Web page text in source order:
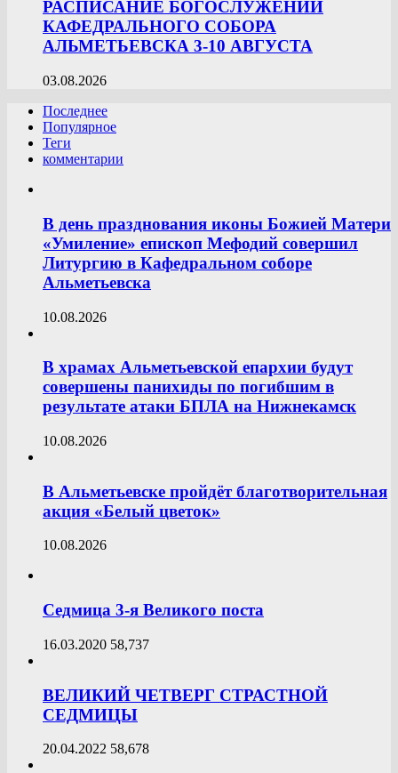
РАСПИСАНИЕ БОГОСЛУЖЕНИЙ
КАФЕДРАЛЬНОГО СОБОРА
АЛЬМЕТЬЕВСКА 3-10 АВГУСТА
03.08.2026
Последнее
Популярное
Теги
комментарии
В день празднования иконы Божией Матери
«Умиление» епископ Мефодий совершил
Литургию в Кафедральном соборе
Альметьевска
10.08.2026
В храмах Альметьевской епархии будут
совершены панихиды по погибшим в
результате атаки БПЛА на Нижнекамск
10.08.2026
В Альметьевске пройдёт благотворительная
акция «Белый цветок»
10.08.2026
Седмица 3-я Великого поста
16.03.2020 58,737
ВЕЛИКИЙ ЧЕТВЕРГ СТРАСТНОЙ
СЕДМИЦЫ
20.04.2022 58,678